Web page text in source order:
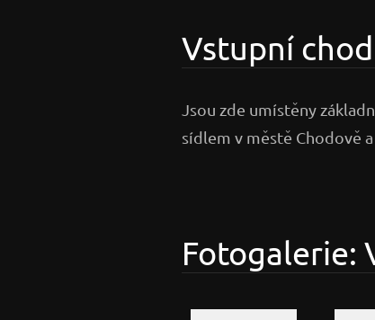
Vstupní
Jsou zde umístěny
sídlem v městě Chodově
Fotogalerie: